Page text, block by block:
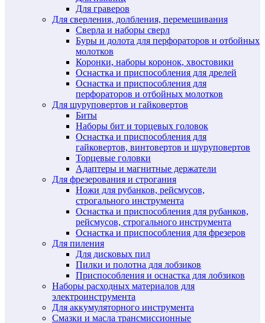
Для граверов
Для сверления, долбления, перемешивания
Сверла и наборы сверл
Буры и долота для перфораторов и отбойных
молотков
Коронки, наборы коронок, хвостовики
Оснастка и приспособления для дрелей
Оснастка и приспособления для
перфораторов и отбойных молотков
Для шуруповертов и гайковертов
Биты
Наборы бит и торцевых головок
Оснастка и приспособления для
гайковертов, винтовертов и шуруповертов
Торцевые головки
Адаптеры и магнитные держатели
Для фрезерования и строгания
Ножи для рубанков, рейсмусов,
строгального инструмента
Оснастка и приспособления для рубанков,
рейсмусов, строгального инструмента
Оснастка и приспособления для фрезеров
Для пиления
Для дисковых пил
Пилки и полотна для лобзиков
Приспособления и оснастка для лобзиков
Наборы расходных материалов для
электроинструмента
Для аккумуляторного инструмента
Смазки и масла трансмиссионные